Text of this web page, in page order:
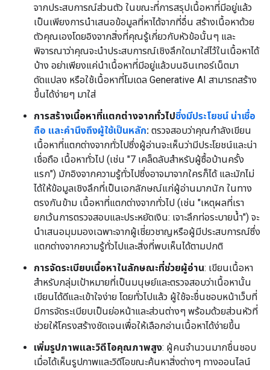
จากประสบการณ์ส่วนตัว ในขณะที่การสรุปเนื้อหาที่มีอยู่แล้ว
เป็นเพียงการนำเสนอข้อมูลที่หาได้จากที่อื่น สร้างเนื้อหาด้วย
ตัวคุณเองโดยอิงจากสิ่งที่คุณรู้เกี่ยวกับหัวข้อนั้นๆ และ
พิจารณาว่าคุณจะนำประสบการณ์เชิงลึกใดมาใส่ไว้ในเนื้อหาได้
บ้าง อย่าเพียงแค่นำเนื้อหาที่มีอยู่แล้วบนอินเทอร์เน็ตมา
ดัดแปลง หรือใช้เนื้อหาที่โมเดล Generative AI สามารถสร้าง
ขึ้นได้ง่ายๆ มาใส่
การสร้างเนื้อหาที่แตกต่างจากทั่วไปซึ่งมีประโยชน์ น่าเชื่อ
ถือ และคำนึงถึงผู้ใช้เป็นหลัก: ตรวจสอบว่าคุณกำลังเขียน
เนื้อหาที่แตกต่างจากทั่วไปซึ่งผู้อ่านจะเห็นว่ามีประโยชน์และน่า
เชื่อถือ เนื้อหาทั่วไป (เช่น "7 เคล็ดลับสำหรับผู้ซื้อบ้านครั้ง
แรก") มักอิงจากความรู้ทั่วไปซึ่งอาจมาจากใครก็ได้ และมักไม่
ได้ให้ข้อมูลเชิงลึกที่เป็นเอกลักษณ์แก่ผู้อ่านมากนัก ในทาง
ตรงกันข้าม เนื้อหาที่แตกต่างจากทั่วไป (เช่น "เหตุผลที่เรา
ยกเว้นการตรวจสอบและประหยัดเงิน: เจาะลึกท่อระบายน้ำ") จะ
นำเสนอมุมมองเฉพาะจากผู้เชี่ยวชาญหรือผู้มีประสบการณ์ซึ่ง
แตกต่างจากความรู้ทั่วไปและสิ่งที่พบเห็นได้ตามปกติ
การจัดระเบียบเนื้อหาในลักษณะที่ช่วยผู้อ่าน: เขียนเนื้อหา
สำหรับกลุ่มเป้าหมายที่เป็นมนุษย์และตรวจสอบว่าเนื้อหานั้น
เขียนได้ดีและเข้าใจง่าย โดยทั่วไปแล้ว ผู้ใช้จะชื่นชอบหน้าเว็บที่
มีการจัดระเบียบเป็นย่อหน้าและส่วนต่างๆ พร้อมด้วยส่วนหัวที่
ช่วยให้โครงสร้างชัดเจนเพื่อให้เลือกอ่านเนื้อหาได้ง่ายขึ้น
เพิ่มรูปภาพและวิดีโอคุณภาพสูง: ผู้คนจำนวนมากชื่นชอบ
เมื่อได้เห็นรูปภาพและวิดีโอขณะค้นหาสิ่งต่างๆ ทางออนไลน์